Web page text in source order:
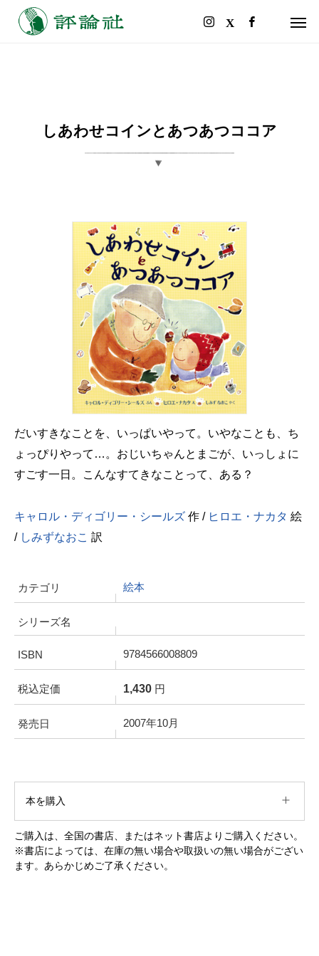
しあわせコインとあつあつココア
だいすきなことを、いっぱいやって。いやなことも、ち
ょっぴりやって…。おじいちゃんとまごが、いっしょに
すごす一日。こんなすてきなことって、ある？
キャロル・ディゴリー・シールズ 作 / ヒロエ・ナカタ 絵
/ しみずなおこ 訳
カテゴリ 絵本
シリーズ名
ISBN 9784566008809
税込定価 1,430円
発売日 2007年10月
本を購入
ご購入は、全国の書店、またはネット書店よりご購入ください。
※書店によっては、在庫の無い場合や取扱いの無い場合がござい
ます。あらかじめご了承ください。